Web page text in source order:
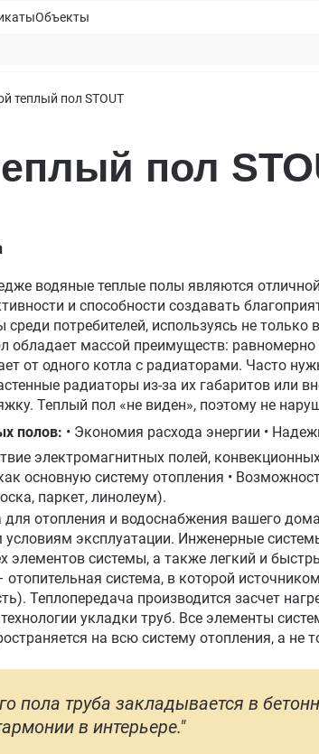
Объекты
теплый пол STOUT
пол
водяные теплые полы являются
и способности создавать
потребителей, используясь не
обладает массой преимуществ: равномерно
от одного котла с радиаторами. Часто
радиаторы из-за их габаритов или
Теплый пол «не виден», поэтому не
полов: • Экономия расхода энергии •
электромагнитных полей,
основную систему отопления •
паркет, линолеум).
для отопления и водоснабжения вашего
эксплуатации. Инженерные
элементов системы, а также легкий и
отопительная система, в которой
Теплопередача производится засчет
укладки труб. Все элементы
на всю систему отопления, а
пола труба закладывается в
в интерьере."